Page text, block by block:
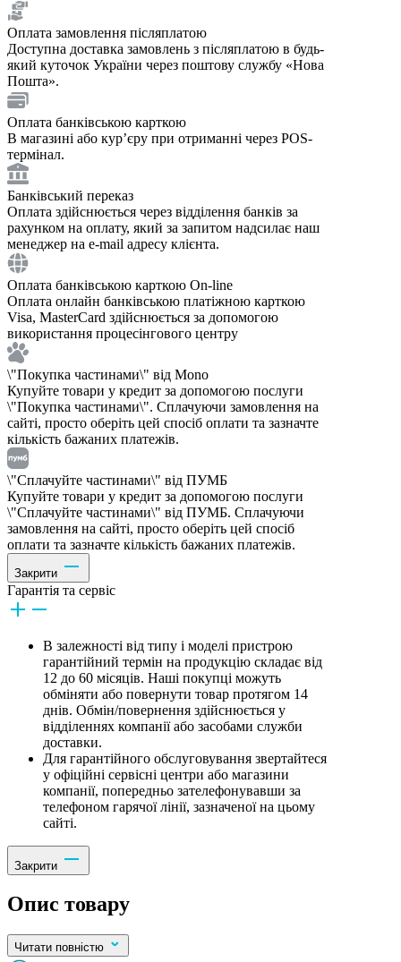
Оплата замовлення післяплатою
Доступна доставка замовлень з післяплатою в будь-
який куточок України через поштову службу «Нова
Пошта».
Оплата банківською карткою
В магазині або курʼєру при отриманні через POS-
термінал.
Банківський переказ
Оплата здійснюється через відділення банків за
рахунком на оплату, який за запитом надсилає наш
менеджер на e-mail адресу клієнта.
Оплата банківською карткою On-line
Оплата онлайн банківською платіжною карткою
Visa, MasterCard здійснюється за допомогою
використання процесінгового центру
\"Покупка частинами\" від Mono
Купуйте товари у кредит за допомогою послуги
\"Покупка частинами\". Сплачуючи замовлення на
сайті, просто оберіть цей спосіб оплати та зазначте
кількість бажаних платежів.
\"Сплачуйте частинами\" від ПУМБ
Купуйте товари у кредит за допомогою послуги
\"Сплачуйте частинами\" від ПУМБ. Сплачуючи
замовлення на сайті, просто оберіть цей спосіб
оплати та зазначте кількість бажаних платежів.
Закрити
Гарантія та сервіс
В залежності від типу і моделі пристрою
гарантійний термін на продукцію складає від
12 до 60 місяців. Наші покупці можуть
обміняти або повернути товар протягом 14
днів. Обмін/повернення здійснюється у
відділеннях компанії або засобами служби
доставки.
Для гарантійного обслуговування звертайтеся
у офіційні сервісні центри або магазини
компанії, попередньо зателефонувавши за
телефоном гарячої лінії, зазначеної на цьому
сайті.
Закрити
Опис товару
Читати повністю